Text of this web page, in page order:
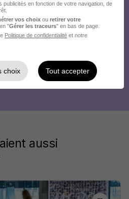
aussi
publicités en fonction de votre navigation, de
vos choix ou retirer votre
"Gérer les traceurs" en bas de page.
Politique de confidentialité et notre
choix Tout accepter